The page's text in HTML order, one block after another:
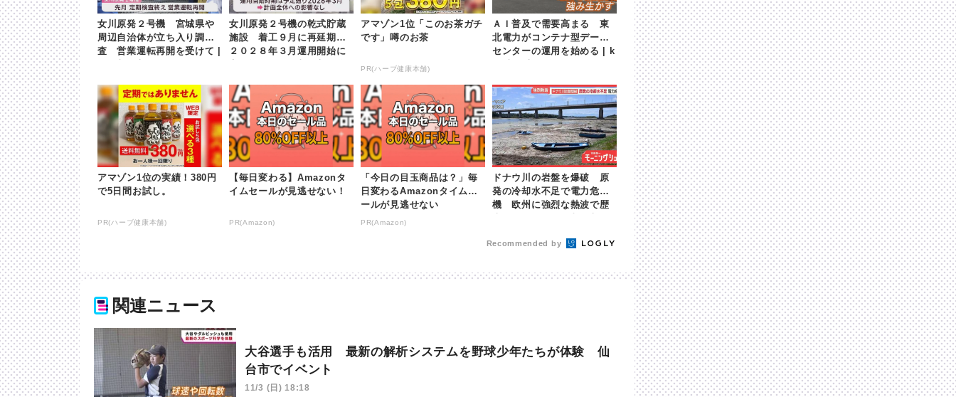
女川原発２号機 宮城県や
周辺自治体が立ち入り調
査 営業運転再開を受けて |
女川原発２号機の乾式貯蔵
施設 着工９月に再延期
２０２８年３月運用開始に
アマゾン1位「このお茶ガチ
です」噂のお茶
PR(ハーブ健康本舗)
ＡＩ普及で需要高まる 東
北電力がコンテナ型データ
センターの運用を始める | k
アマゾン1位の実績！380円
で5日間お試し。
PR(ハーブ健康本舗)
【毎日変わる】Amazonタ
イムセールが見逃せない！
PR(Amazon)
「今日の目玉商品は？」毎
日変わるAmazonタイムセ
ールが見逃せない
PR(Amazon)
ドナウ川の岩盤を爆破 原
発の冷却水不足で電力危
機 欧州に強烈な熱波で歴
Recommended by
関連ニュース
大谷選手も活用 最新の解析システムを野球少年たちが体験 仙
台市でイベント
11/3 (日) 18:18